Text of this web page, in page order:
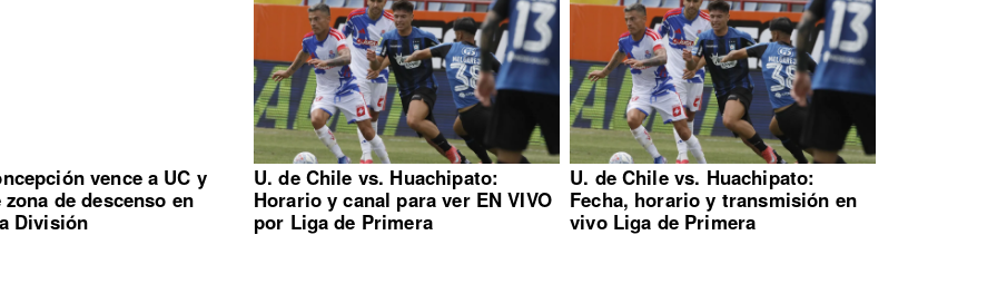
vence a UC y
zona de descenso en
División
U. de Chile vs. Huachipato:
Horario y canal para ver EN VIVO
por Liga de Primera
U. de Chile vs. Huachipato:
Fecha, horario y transmisión en
vivo Liga de Primera